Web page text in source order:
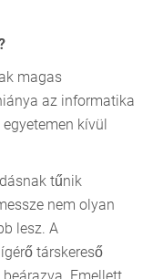
magas
az informatika
kívül
tűnik
nem olyan
lesz. A
társkereső